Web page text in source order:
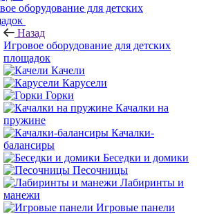
оборудование для детских
Назад
Игровое оборудование для детских
площадок
Качели
Карусели
Горки
Качалки на
пружине
Качалки-
балансиры
Беседки и домики
Песочницы
Лабиринты и
манежи
Игровые панели